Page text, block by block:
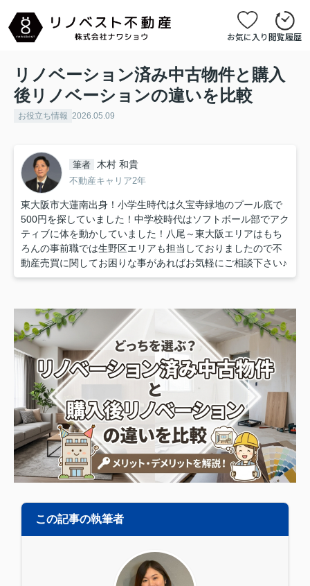
お気に入り閲覧履歴
リノベーション済み中古物件と購入
後リノベーションの違いを比較
お役立ち情報 2026.05.09
筆者 木村 和貴
不動産キャリア2年
東大阪市大蓮南出身！小学生時代は久宝寺緑地のプール底で
500円を探していました！中学校時代はソフトボール部でアク
ティブに体を動かしていました！八尾～東大阪エリアはもち
ろんの事前職では生野区エリアも担当しておりましたので不
動産売買に関してお困りな事があればお気軽にご相談下さい♪
この記事の執筆者